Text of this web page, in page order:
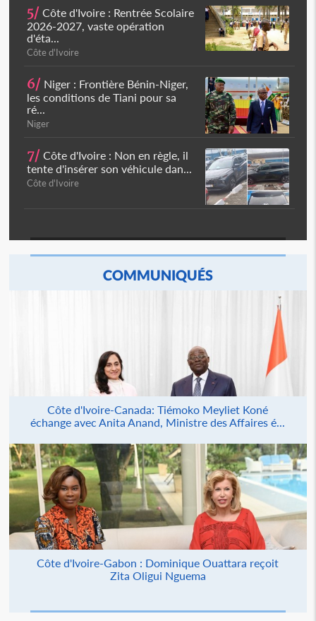
5/ Côte d'Ivoire : Rentrée Scolaire
2026-2027, vaste opération
d'éta...
Côte d'Ivoire
6/ Niger : Frontière Bénin-Niger,
les conditions de Tiani pour sa
ré...
Niger
7/ Côte d'Ivoire : Non en règle, il
tente d'insérer son véhicule dan...
Côte d'Ivoire
COMMUNIQUÉS
Côte d'Ivoire-Canada: Tiémoko Meyliet Koné
échange avec Anita Anand, Ministre des Affaires é...
Côte d'Ivoire-Gabon : Dominique Ouattara reçoit
Zita Oligui Nguema